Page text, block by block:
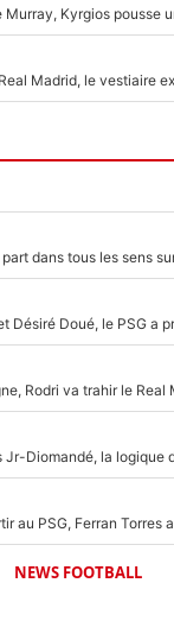
Madrid, le vestiaire
NEWS FOOTBALL